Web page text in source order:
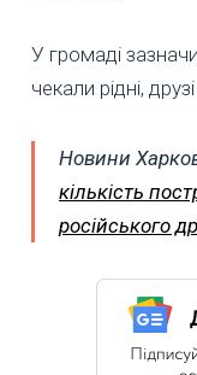
У громаді
чекали рідні,
Новини
кількість
російського